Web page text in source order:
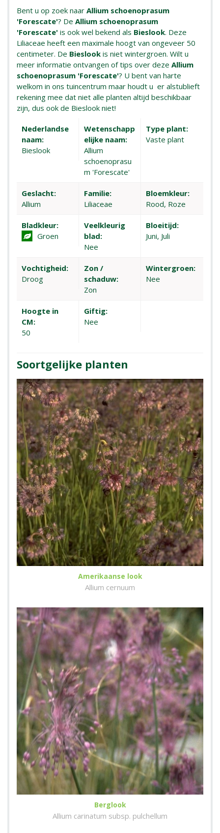
Bent u op zoek naar Allium schoenoprasum
'Forescate'? De Allium schoenoprasum
'Forescate' is ook wel bekend als Bieslook. Deze
Liliaceae heeft een maximale hoogt van ongeveer 50
centimeter. De Bieslook is niet wintergroen. Wilt u
meer informatie ontvangen of tips over deze Allium
schoenoprasum 'Forescate'? U bent van harte
welkom in ons tuincentrum maar houdt u er alstublieft
rekening mee dat niet alle planten altijd beschikbaar
zijn, dus ook de Bieslook niet!
Nederlandse
naam:
Bieslook
Wetenschapp
elijke naam:
Allium
schoenoprasu
m 'Forescate'
Type plant:
Vaste plant
Geslacht:
Allium
Familie:
Liliaceae
Bloemkleur:
Rood, Roze
Bladkleur:
Groen
Veelkleurig
blad:
Nee
Bloeitijd:
Juni, Juli
Vochtigheid:
Droog
Zon /
schaduw:
Zon
Wintergroen:
Nee
Hoogte in
CM:
50
Giftig:
Nee
Soortgelijke planten
Amerikaanse look
Allium cernuum
Berglook
Allium carinatum subsp. pulchellum